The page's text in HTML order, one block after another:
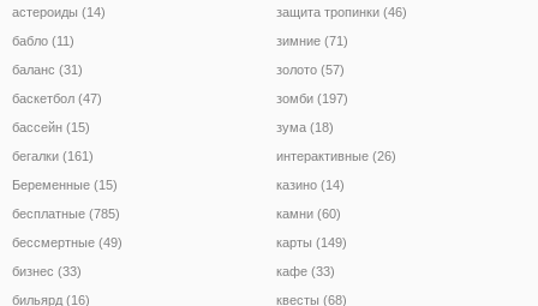
астероиды (14)
бабло (11)
баланс (31)
баскетбол (47)
бассейн (15)
бегалки (161)
Беременные (15)
бесплатные (785)
бессмертные (49)
бизнес (33)
бильярд (16)
защита тропинки (46)
зимние (71)
золото (57)
зомби (197)
зума (18)
интерактивные (26)
казино (14)
камни (60)
карты (149)
кафе (33)
квесты (68)